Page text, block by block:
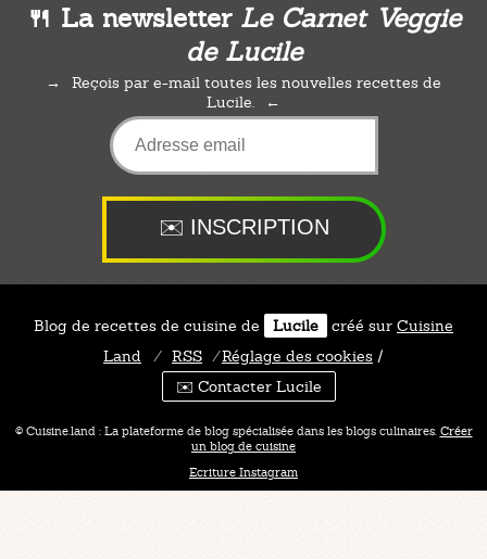
🍴 La newsletter Le Carnet Veggie
de Lucile
Reçois par e-mail toutes les nouvelles recettes de
Lucile.
Blog de recettes de cuisine de Lucile créé sur Cuisine
Land
⁄ RSS ⁄Réglage des cookies /
✉️ Contacter Lucile
© Cuisine.land : La plateforme de blog spécialisée dans les blogs culinaires. Créer
un blog de cuisine
Ecriture Instagram